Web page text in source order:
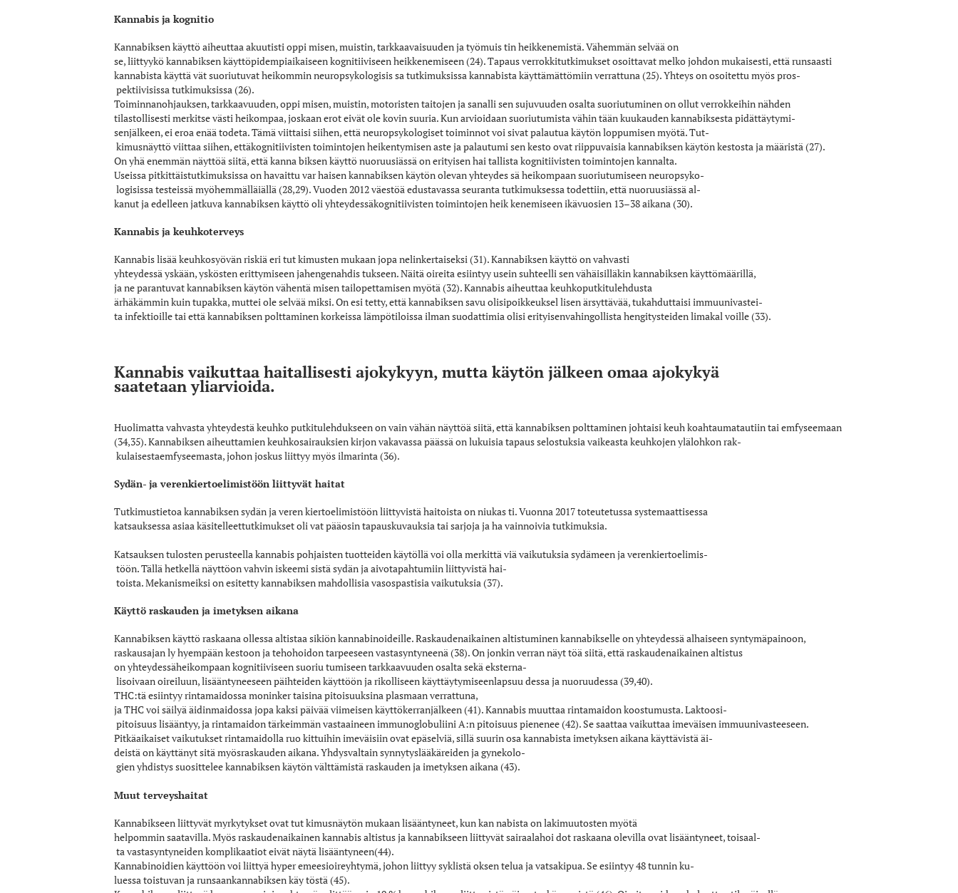
Kannabis ja kognitio
Kannabiksen käyttö aiheuttaa akuutisti oppi­ misen, muistin, tarkkaavaisuuden ja työmuis­ tin heikkenemistä. Vähemmän selvää on
se, liittyykö kannabiksen käyttöpidempiaikaiseen kognitiiviseen heikkenemiseen (24). Tapaus­ verrokkitutkimukset osoittavat melko johdon­ mukaisesti, että runsaasti
kannabista käyttä­ vät suoriutuvat heikommin neuropsykologisis­ sa tutkimuksissa kannabista käyttämättömiin verrattuna (25). Yhteys on osoitettu myös pros­
pektiivisissa tutkimuksissa (26).
Toiminnanohjauksen, tarkkaavuuden, oppi­ misen, muistin, motoristen taitojen ja sanalli­ sen sujuvuuden osalta suoriutuminen on ollut verrokkeihin nähden
tilastollisesti merkitse­ västi heikompaa, joskaan erot eivät ole kovin suuria. Kun arvioidaan suoriutumista vähin­ tään kuukauden kannabiksesta pidättäytymi­
senjälkeen, ei eroa enää todeta. Tämä viittaisi siihen, että neuropsykologiset toiminnot voi­ sivat palautua käytön loppumisen myötä. Tut­
kimusnäyttö viittaa siihen, ettäkognitiivisten toimintojen heikentymisen aste ja palautumi­ sen kesto ovat riippuvaisia kannabiksen käytön kestosta ja määristä (27).
On yhä enemmän näyttöä siitä, että kanna­ biksen käyttö nuoruusiässä on erityisen hai­ tallista kognitiivisten toimintojen kannalta.
Useissa pitkittäistutkimuksissa on havaittu var­ haisen kannabiksen käytön olevan yhteydes­ sä heikompaan suoriutumiseen neuropsyko­
logisissa testeissä myöhemmälläiällä (28,29). Vuoden 2012 väestöä edustavassa seuranta­ tutkimuksessa todettiin, että nuoruusiässä al­
kanut ja edelleen jatkuva kannabiksen käyttö oli yhteydessäkognitiivisten toimintojen heik­ kenemiseen ikävuosien 13–38 aikana (30).
Kannabis ja keuhkoterveys
Kannabis lisää keuhkosyövän riskiä eri tut­ kimusten mukaan jopa nelinkertaiseksi (31). Kannabiksen käyttö on vahvasti
yhteydessä yskään, yskösten erittymiseen jahengenahdis­ tukseen. Näitä oireita esiintyy usein suhteelli­ sen vähäisilläkin kannabiksen käyttömäärillä,
ja ne parantuvat kannabiksen käytön vähentä­ misen tailopettamisen myötä (32). Kannabis aiheuttaa keuhkoputkitulehdusta
ärhäkämmin kuin tupakka, muttei ole selvää miksi. On esi­ tetty, että kannabiksen savu olisipoikkeuksel­ lisen ärsyttävää, tukahduttaisi immuunivastei­
ta infektioille tai että kannabiksen polttaminen korkeissa lämpötiloissa ilman suodattimia olisi erityisenvahingollista hengitysteiden limakal­ voille (33).
Kannabis vaikuttaa haitallisesti ajokykyyn, mutta käytön jälkeen omaa ajokykyä
saatetaan yliarvioida.
Huolimatta vahvasta yhteydestä keuhko­ putkitulehdukseen on vain vähän näyttöä siitä, että kannabiksen polttaminen johtaisi keuh­ koahtaumatautiin tai emfyseemaan
(34,35). Kannabiksen aiheuttamien keuhkosairauksien kirjon vakavassa päässä on lukuisia tapaus­ selostuksia vaikeasta keuhkojen ylälohkon rak­
kulaisestaemfyseemasta, johon joskus liittyy myös ilmarinta (36).
Sydän- ja verenkiertoelimistöön liittyvät haitat
Tutkimustietoa kannabiksen sydän­ ja veren­ kiertoelimistöön liittyvistä haitoista on niukas­ ti. Vuonna 2017 toteutetussa systemaattisessa
katsauksessa asiaa käsitelleettutkimukset oli­ vat pääosin tapauskuvauksia tai ­sarjoja ja ha­ vainnoivia tutkimuksia.
Katsauksen tulosten perusteella kannabis­ pohjaisten tuotteiden käytöllä voi olla merkittä­ viä vaikutuksia sydämeen ja verenkiertoelimis­
töön. Tällä hetkellä näyttöon vahvin iskeemi­ sistä sydän­ ja aivotapahtumiin liittyvistä hai­
toista. Mekanismeiksi on esitetty kannabiksen mahdollisia vasospastisia vaikutuksia (37).
Käyttö raskauden ja imetyksen aikana
Kannabiksen käyttö raskaana ollessa altistaa sikiön kannabinoideille. Raskaudenaikainen altistuminen kannabikselle on yhteydessä alhaiseen syntymäpainoon,
raskausajan ly­ hyempään kestoon ja tehohoidon tarpeeseen vastasyntyneenä (38). On jonkin verran näyt­ töä siitä, että raskaudenaikainen altistus
on yhteydessäheikompaan kognitiiviseen suoriu­ tumiseen tarkkaavuuden osalta sekä eksterna­
lisoivaan oireiluun, lisääntyneeseen päihteiden käyttöön ja rikolliseen käyttäytymiseenlapsuu­ dessa ja nuoruudessa (39,40).
THC:tä esiintyy rintamaidossa moninker­ taisina pitoisuuksina plasmaan verrattuna,
ja THC voi säilyä äidinmaidossa jopa kaksi päivää viimeisen käyttökerranjälkeen (41). Kannabis muuttaa rintamaidon koostumusta. Laktoosi­
pitoisuus lisääntyy, ja rintamaidon tärkeimmän vasta­aineen immunoglobuliini A:n pitoisuus pienenee (42). Se saattaa vaikuttaa imeväisen immuunivasteeseen.
Pitkäaikaiset vaikutukset rintamaidolla ruo­ kittuihin imeväisiin ovat epäselviä, sillä suurin osa kannabista imetyksen aikana käyttävistä äi­
deistä on käyttänyt sitä myösraskauden aikana. Yhdysvaltain synnytyslääkäreiden ja gynekolo­
gien yhdistys suosittelee kannabiksen käytön välttämistä raskauden ja imetyksen aikana (43).
Muut terveyshaitat
Kannabikseen liittyvät myrkytykset ovat tut­ kimusnäytön mukaan lisääntyneet, kun kan­ nabista on lakimuutosten myötä
helpommin saatavilla. Myös raskaudenaikainen kannabis­ altistus ja kannabikseen liittyvät sairaalahoi­ dot raskaana olevilla ovat lisääntyneet, toisaal­
ta vastasyntyneiden komplikaatiot eivät näytä lisääntyneen(44).
Kannabinoidien käyttöön voi liittyä hyper­ emeesioireyhtymä, johon liittyy syklistä oksen­ telua ja vatsakipua. Se esiintyy 48 tunnin ku­
luessa toistuvan ja runsaankannabiksen käy­ töstä (45).